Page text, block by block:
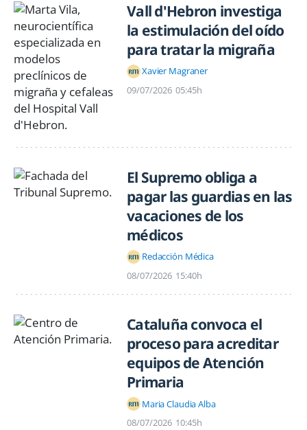
Vall d'Hebron investiga
la estimulación del oído
para tratar la migraña
Xavier Magraner
09/07/2026 05:45h
El Supremo obliga a
pagar las guardias en las
vacaciones de los
médicos
Redacción Médica
08/07/2026 15:40h
Cataluña convoca el
proceso para acreditar
equipos de Atención
Primaria
Maria Claudia Alba
08/07/2026 10:45h